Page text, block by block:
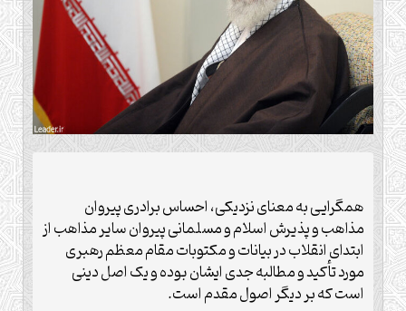
همگرایی به معنای نزدیکی، احساس برادری پیروان
مذاهب و پذیرش اسلام و مسلمانی پیروان سایر مذاهب از
ابتدای انقلاب در بیانات و مکتوبات مقام معظم رهبری
مورد تأکید و مطالبه جدی ایشان بوده و یک اصل دینی
است که بر دیگر اصول مقدم است.